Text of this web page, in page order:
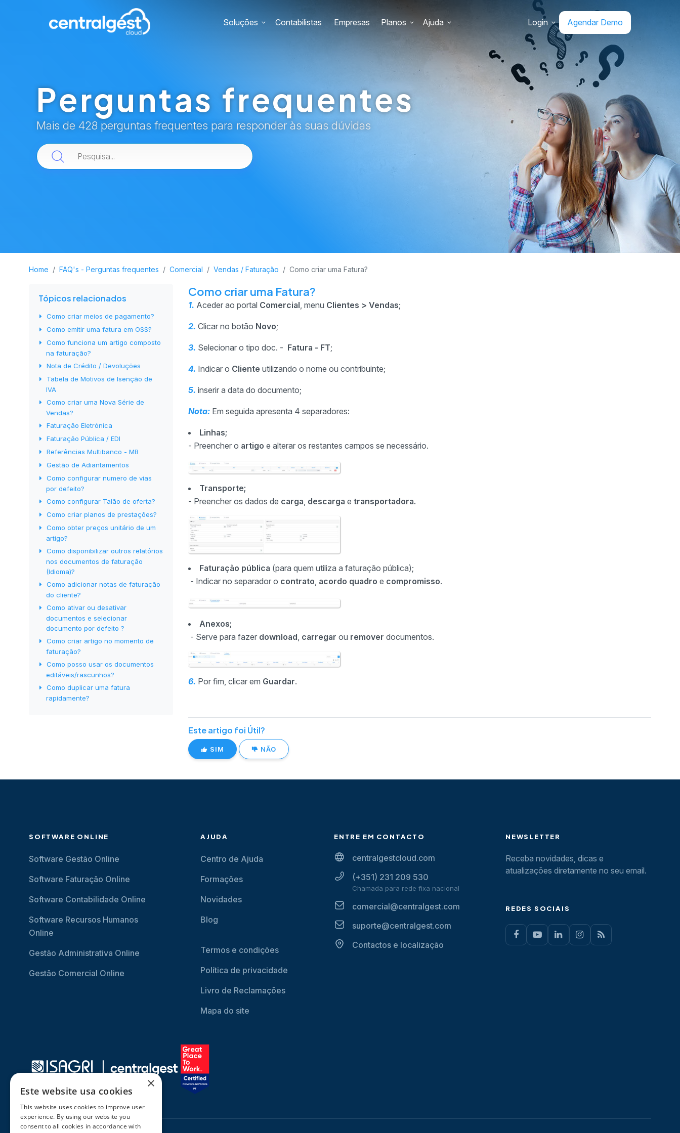
Soluções Contabilistas Empresas Planos Ajuda Login Agendar Demo
Perguntas frequentes
Mais de 428 perguntas frequentes para responder às suas dúvidas
Home FAQ's - Perguntas frequentes Comercial Vendas / Faturação Como criar uma Fatura?
Tópicos relacionados
Como criar meios de pagamento?
Como emitir uma fatura em OSS?
Como funciona um artigo composto
na faturação?
Nota de Crédito / Devoluções
Tabela de Motivos de Isenção de
IVA
Como criar uma Nova Série de
Vendas?
Faturação Eletrónica
Faturação Pública / EDI
Referências Multibanco - MB
Gestão de Adiantamentos
Como configurar numero de vias
por defeito?
Como configurar Talão de oferta?
Como criar planos de prestações?
Como obter preços unitário de um
artigo?
Como disponibilizar outros relatórios
nos documentos de faturação
(Idioma)?
Como adicionar notas de faturação
do cliente?
Como ativar ou desativar
documentos e selecionar
documento por defeito ?
Como criar artigo no momento de
faturação?
Como posso usar os documentos
editáveis/rascunhos?
Como duplicar uma fatura
rapidamente?
Como criar uma Fatura?
1. Aceder ao portal Comercial, menu Clientes > Vendas;
2. Clicar no botão Novo;
3. Selecionar o tipo doc. - Fatura - FT;
4. Indicar o Cliente utilizando o nome ou contribuinte;
5. inserir a data do documento;
Nota: Em seguida apresenta 4 separadores:
Linhas;
- Preencher o artigo e alterar os restantes campos se necessário.
Transporte;
- Preencher os dados de carga, descarga e transportadora.
Faturação pública (para quem utiliza a faturação pública);
- Indicar no separador o contrato acordo quadro e compromisso.
Anexos;
- Serve para fazer download carregar ou remover documentos.
6. Por fim, clicar em Guardar.
Este artigo foi Útil?
SIM NÃO
SOFTWARE ONLINE
Software Gestão Online
Software Faturação Online
Software Contabilidade Online
Software Recursos Humanos
Online
Gestão Administrativa Online
Gestão Comercial Online
AJUDA
Centro de Ajuda
Formações
Novidades
Blog
Termos e condições
Política de privacidade
Livro de Reclamações
Mapa do site
ENTRE EM CONTACTO
centralgestcloud.com
(+351) 231 209 530
Chamada para rede fixa nacional
comercial@centralgest.com
suporte@centralgest.com
Contactos e localização
NEWSLETTER
Receba novidades, dicas e
atualizações diretamente no seu email.
REDES SOCIAIS
×
Este website usa cookies
This website uses cookies to improve user
experience. By using our website you
consent to all cookies in accordance with